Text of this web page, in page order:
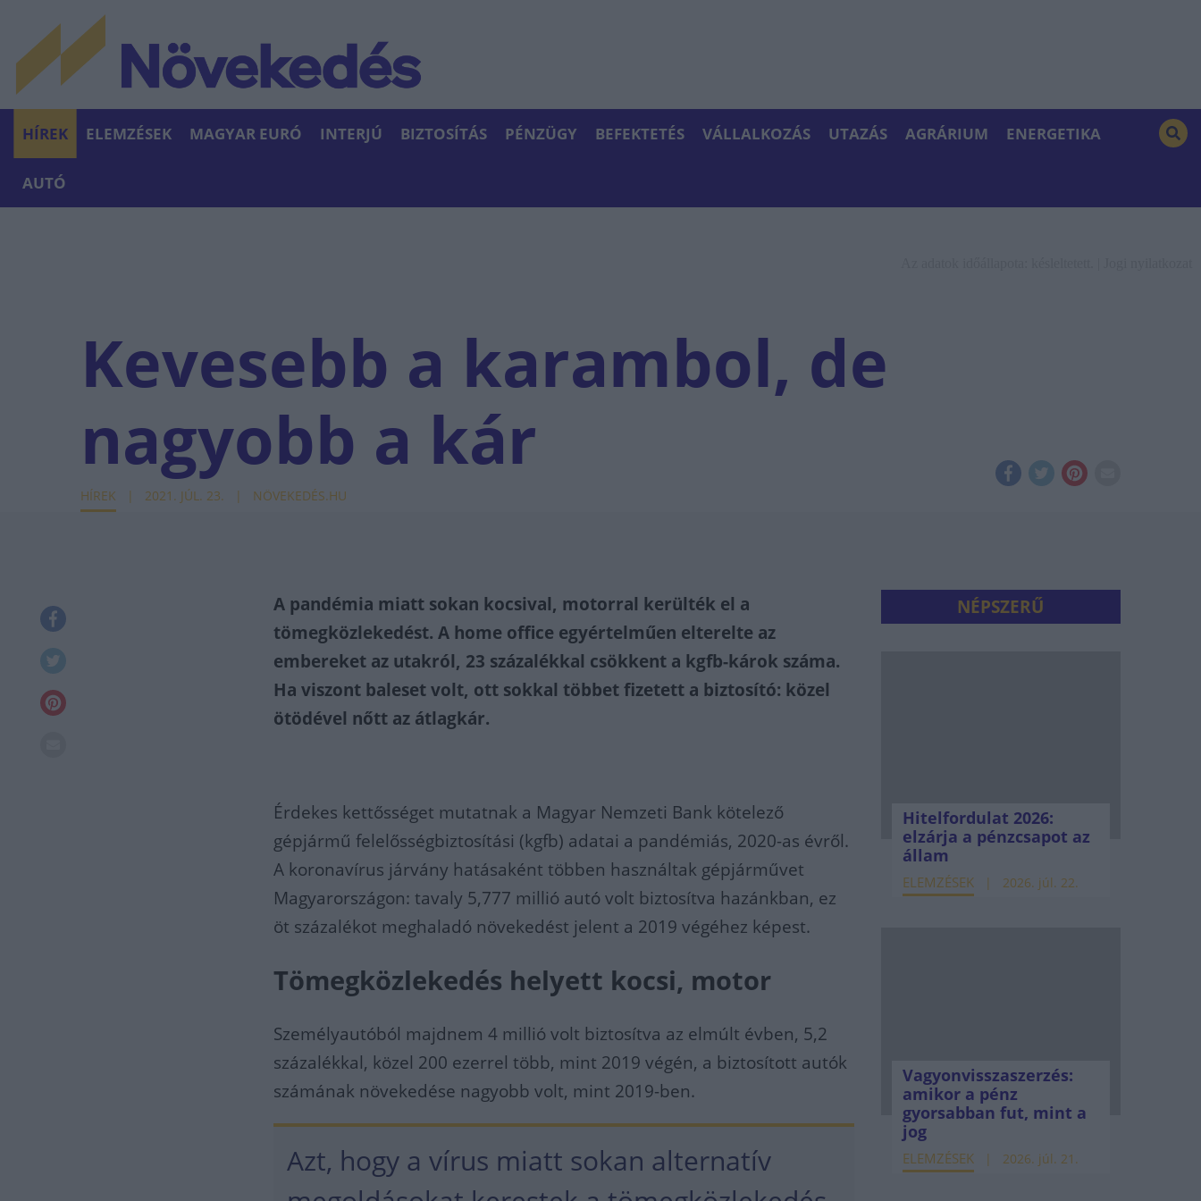
HÍREK ELEMZÉSEK MAGYAR EURÓ INTERJÚ BIZTOSÍTÁS PÉNZÜGY BEFEKTETÉS VÁLLALKOZÁS UTAZÁS AGRÁRIUM ENERGETIKA
AUTÓ
Kevesebb a karambol, de
nagyobb a kár
HÍREK 2021. JÚL. 23. NÖVEKEDÉS.HU
A pandémia miatt sokan kocsival, motorral kerülték el a
tömegközlekedést. A home office egyértelműen elterelte az
embereket az utakról, 23 százalékkal csökkent a kgfb-károk száma.
Ha viszont baleset volt, ott sokkal többet fizetett a biztosító: közel
ötödével nőtt az átlagkár.
Érdekes kettősséget mutatnak a Magyar Nemzeti Bank kötelező
gépjármű felelősségbiztosítási (kgfb) adatai a pandémiás, 2020-as évről.
A koronavírus járvány hatásaként többen használtak gépjárművet
Magyarországon: tavaly 5,777 millió autó volt biztosítva hazánkban, ez
öt százalékot meghaladó növekedést jelent a 2019 végéhez képest.
Tömegközlekedés helyett kocsi, motor
Személyautóból majdnem 4 millió volt biztosítva az elmúlt évben, 5,2
százalékkal, közel 200 ezerrel több, mint 2019 végén, a biztosított autók
számának növekedése nagyobb volt, mint 2019-ben.
Azt, hogy a vírus miatt sokan alternatív
NÉPSZERŰ
Hitelfordulat 2026:
elzárja a pénzcsapot az
állam
ELEMZÉSEK 2026. júl. 22.
Vagyonvisszaszerzés:
amikor a pénz
gyorsabban fut, mint a
jog
ELEMZÉSEK 2026. júl. 21.